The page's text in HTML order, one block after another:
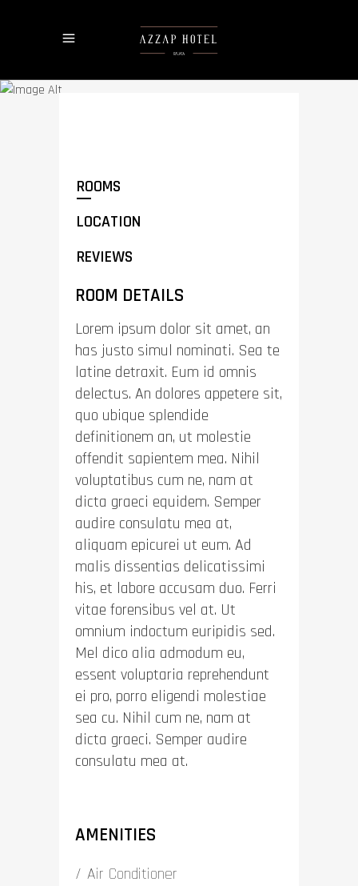
ROOMS
LOCATION
REVIEWS
ROOM DETAILS
Lorem ipsum dolor sit amet, an
has justo simul nominati. Sea te
latine detraxit. Eum id omnis
delectus. An dolores appetere sit,
quo ubique splendide
definitionem an, ut molestie
offendit sapientem mea. Nihil
voluptatibus cum ne, nam at
dicta graeci equidem. Semper
audire consulatu mea at,
aliquam epicurei ut eum. Ad
malis dissentias delicatissimi
his, et labore accusam duo. Ferri
vitae forensibus vel at. Ut
omnium indoctum euripidis sed.
Mel dico alia admodum eu,
essent voluptaria reprehendunt
ei pro, porro eligendi molestiae
sea cu. Nihil cum ne, nam at
dicta graeci. Semper audire
consulatu mea at.
AMENITIES
Air Conditioner